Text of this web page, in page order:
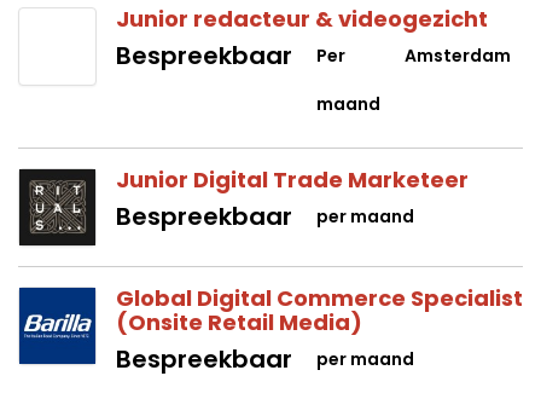
Junior redacteur & videogezicht
Bespreekbaar
Per
maand
Amsterdam
Junior Digital Trade Marketeer
Bespreekbaar per maand
Global Digital Commerce Specialist
(Onsite Retail Media)
Bespreekbaar per maand